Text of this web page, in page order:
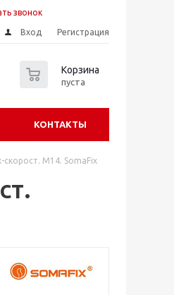
звонок
Вход Регистрация
Корзина
пуста
КОНТАКТЫ
М14. SomaFix